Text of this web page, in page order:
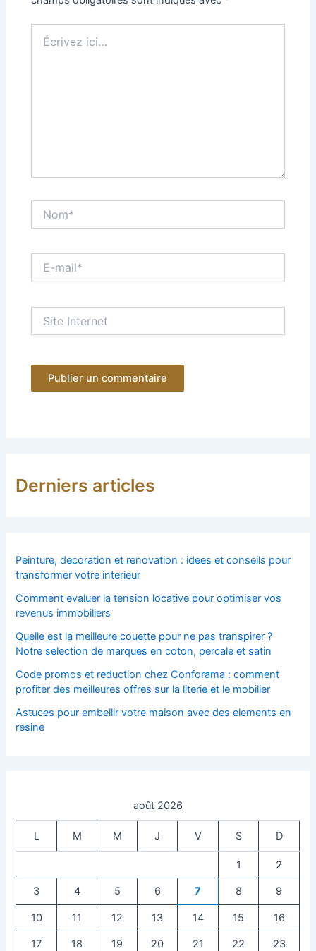
ici…
mail*
Internet
Derniers articles
Peinture, decoration et renovation : idees et conseils pour
transformer votre interieur
Comment evaluer la tension locative pour optimiser vos
revenus immobiliers
Quelle est la meilleure couette pour ne pas transpirer ?
Notre selection de marques en coton, percale et satin
Code promos et reduction chez Conforama : comment
profiter des meilleures offres sur la literie et le mobilier
Astuces pour embellir votre maison avec des elements en
resine
août 2026
L M M J V S D
1 2
3 4 5 6 7 8 9
10 11 12 13 14 15 16
17 18 19 20 21 22 23